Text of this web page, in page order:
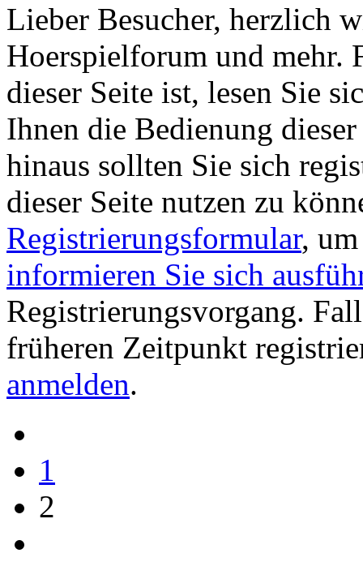
Lieber Besucher, herzlich
Hoerspielforum und mehr.
dieser Seite ist, lesen Sie
Ihnen die Bedienung
hinaus sollten Sie sich
dieser Seite nutzen zu
Registrierungsformular,
informieren Sie sich
Registrierungsvorgang.
früheren Zeitpunkt
anmelden.
1
2